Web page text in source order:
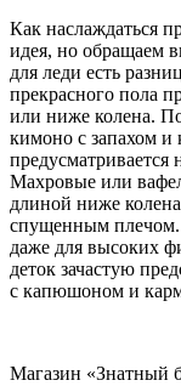
Как наслаждаться
идея, но обращаем
для леди есть
прекрасного пола
или ниже колена.
кимоно с запахом
Махровые или
длиной ниже
спущенным плечом.
даже для высоких
деток зачастую
с капюшоном и
Магазин «Знатный